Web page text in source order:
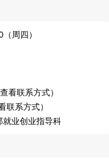
周四）
看联系方式）
联系方式）
就业创业指导科